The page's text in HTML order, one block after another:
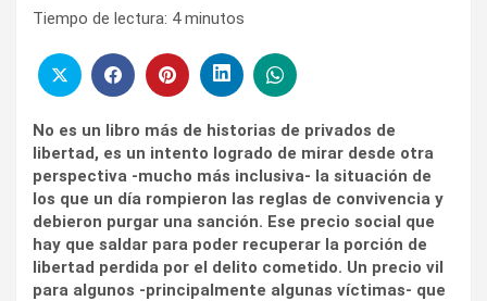
Tiempo de lectura: 4 minutos
No es un libro más de historias de privados de
libertad, es un intento logrado de mirar desde otra
perspectiva -mucho más inclusiva- la situación de
los que un día rompieron las reglas de convivencia y
debieron purgar una sanción. Ese precio social que
hay que saldar para poder recuperar la porción de
libertad perdida por el delito cometido. Un precio vil
para algunos -principalmente algunas víctimas- que